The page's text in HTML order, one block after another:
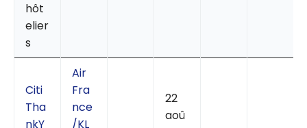
hôt
elier
s
Citi
Tha
nkY
Air
Fra
nce
/KL
22
aoû